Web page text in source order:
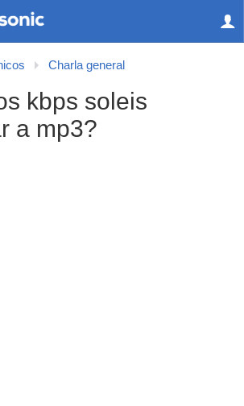
Charla general
kbps soleis
a mp3?